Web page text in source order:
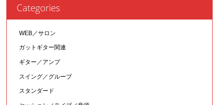
Categories
WEB／サロン
ガットギター関連
ギター／アンプ
スイング／グルーブ
スタンダード